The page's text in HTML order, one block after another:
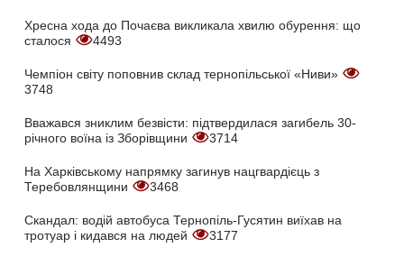
Хресна хода до Почаєва викликала хвилю обурення: що
сталося
4493
Чемпіон світу поповнив склад тернопільської «Ниви»
3748
Вважався зниклим безвісти: підтвердилася загибель 30-
річного воїна із Зборівщини
3714
На Харківському напрямку загинув нацгвардієць з
Теребовлянщини
3468
Скандал: водій автобуса Тернопіль-Гусятин виїхав на
тротуар і кидався на людей
3177